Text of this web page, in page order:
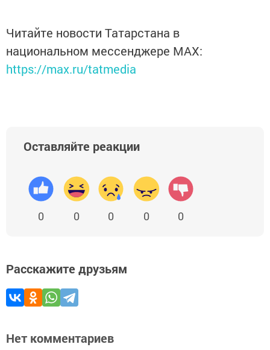
Читайте новости Татарстана в
национальном мессенджере MАХ:
https://max.ru/tatmedia
Оставляйте реакции
0 0 0 0 0
Расскажите друзьям
Нет комментариев